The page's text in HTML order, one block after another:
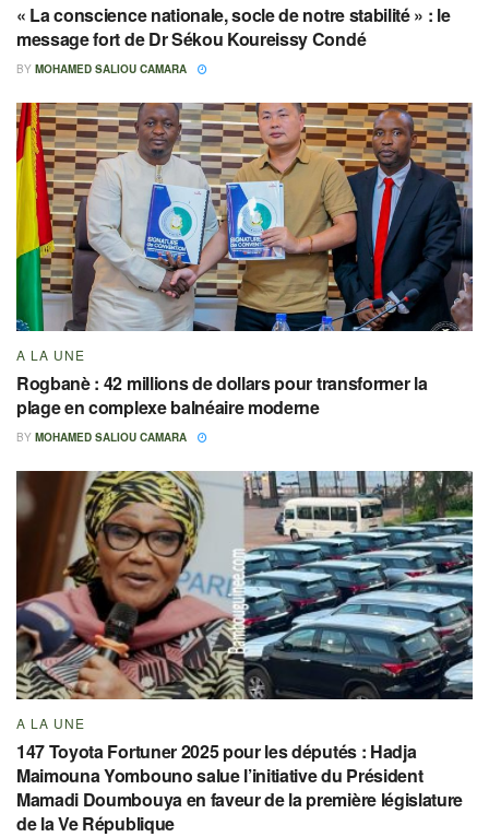
« La conscience nationale, socle de notre stabilité » : le
message fort de Dr Sékou Koureissy Condé
BY MOHAMED SALIOU CAMARA
A LA UNE
Rogbanè : 42 millions de dollars pour transformer la
plage en complexe balnéaire moderne
BY MOHAMED SALIOU CAMARA
A LA UNE
147 Toyota Fortuner 2025 pour les députés : Hadja
Maimouna Yombouno salue l’initiative du Président
Mamadi Doumbouya en faveur de la première législature
de la Ve République